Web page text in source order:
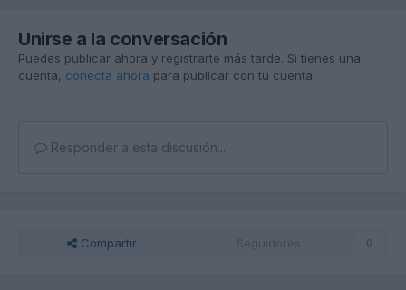
Unirse a la conversación
Puedes publicar ahora y registrarte más tarde. Si tienes una
cuenta, conecta ahora para publicar con tu cuenta.
Responder a esta discusión...
Compartir Seguidores 0